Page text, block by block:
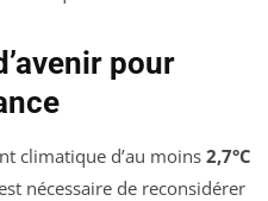
pour
climatique d’au moins 2,7°C
nécessaire de reconsidérer